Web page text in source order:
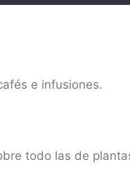
e infusiones.
todo las de